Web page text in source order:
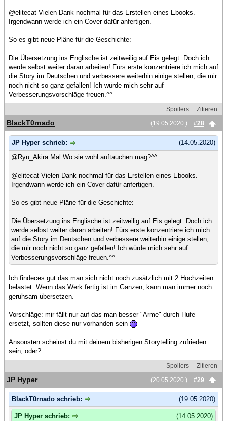
@elitecat Vielen Dank nochmal für das Erstellen eines Ebooks.
Irgendwann werde ich ein Cover dafür anfertigen.
So es gibt neue Pläne für die Geschichte:
Die Übersetzung ins Englische ist zeitweilig auf Eis gelegt. Doch ich
werde selbst weiter daran arbeiten! Fürs erste konzentriere ich mich auf
die Story im Deutschen und verbessere weiterhin einige stellen, die mir
noch nicht so ganz gefallen! Ich würde mich sehr auf
Verbesserungsvorschläge freuen.^^
Spoilers
Zitieren
(19.05.2020 )
#28
BlackT0rnado
(14.05.2020)
JP Hyper schrieb:
@Ryu_Akira Mal Wo sie wohl auftauchen mag?^^
@elitecat Vielen Dank nochmal für das Erstellen eines Ebooks.
Irgendwann werde ich ein Cover dafür anfertigen.
So es gibt neue Pläne für die Geschichte:
Die Übersetzung ins Englische ist zeitweilig auf Eis gelegt. Doch ich
werde selbst weiter daran arbeiten! Fürs erste konzentriere ich mich
auf die Story im Deutschen und verbessere weiterhin einige stellen,
die mir noch nicht so ganz gefallen! Ich würde mich sehr auf
Verbesserungsvorschläge freuen.^^
Ich findeces gut das man sich nicht noch zusätzlich mit 2 Hochzeiten
belastet. Wenn das Werk fertig ist im Ganzen, kann man immer noch
geruhsam übersetzen.
Vorschläge: mir fällt nur auf das man besser "Arme" durch Hufe
ersetzt, sollten diese nur vorhanden sein
Ansonsten scheinst du mit deinem bisherigen Storytelling zufrieden
sein, oder?
Spoilers
Zitieren
(20.05.2020 )
#29
JP Hyper
(19.05.2020)
BlackT0rnado schrieb:
(14.05.2020)
JP Hyper schrieb: